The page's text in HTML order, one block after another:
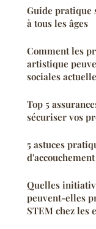
Guide pratique
à tous les âges
Comment les
artistique
sociales
Top 5
sécuriser vos
5 astuces
d'accouchement
Quelles
peuvent-elles
STEM chez les